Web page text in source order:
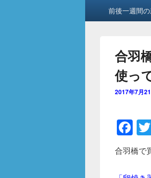
前後一週間
合羽
使っ
2017年7月
F
a
c
合羽橋で